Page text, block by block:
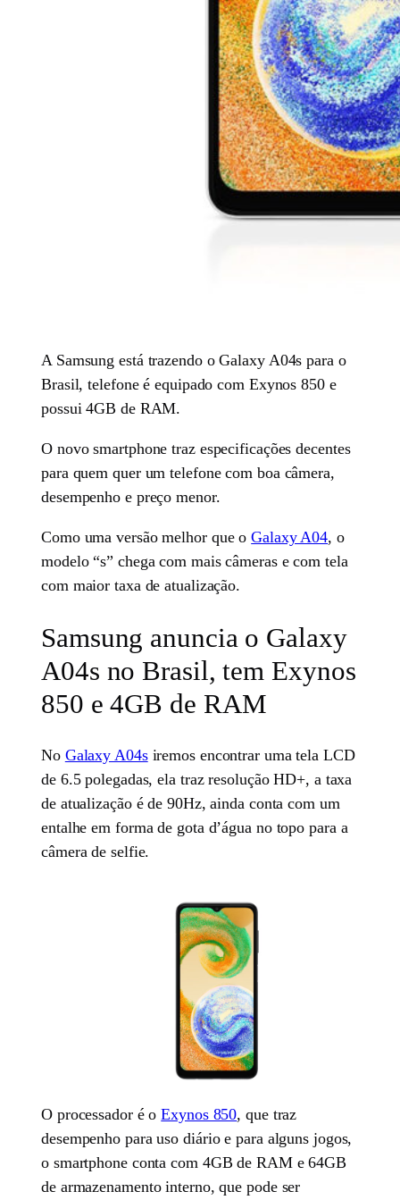
A Samsung está trazendo o Galaxy A04s para o
Brasil, telefone é equipado com Exynos 850 e
possui 4GB de RAM.
O novo smartphone traz especificações decentes
para quem quer um telefone com boa câmera,
desempenho e preço menor.
Como uma versão melhor que oGalaxy A04, o
modelo “s” chega com mais câmeras e com tela
com maior taxa de atualização.
Samsung anuncia o Galaxy
A04s no Brasil, tem Exynos
850 e 4GB de RAM
No Galaxy A04siremos encontrar uma tela LCD
de 6.5 polegadas, ela traz resolução HD+, a taxa
de atualização é de 90Hz, ainda conta com um
entalhe em forma de gota d’água no topo para a
câmera de selfie.
O processador é oExynos 850, que traz
desempenho para uso diário e para alguns jogos,
o smartphone conta com 4GB de RAM e 64GB
de armazenamento interno, que pode ser